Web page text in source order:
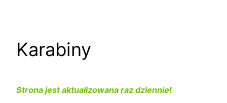
Karabiny
Strona jest aktualizowana raz dziennie!